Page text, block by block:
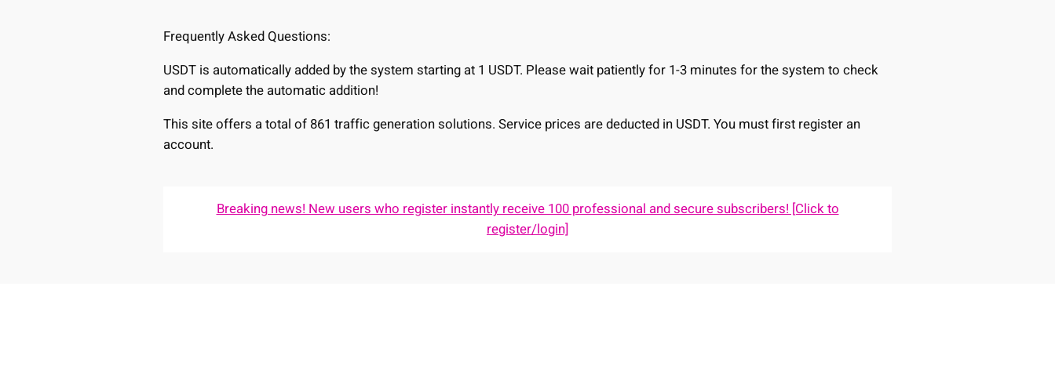
Frequently Asked Questions:
USDT is automatically added by the system starting at 1 USDT. Please wait patiently for 1-3 minutes for the system to check
and complete the automatic addition!
This site offers a total of 861 traffic generation solutions. Service prices are deducted in USDT. You must first register an
account.
Breaking news! New users who register instantly receive 100 professional and secure subscribers! [Click to
register/login]